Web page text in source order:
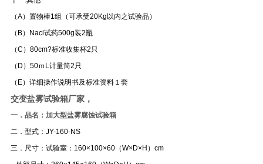
（A）置物棒1组（可承受20Kg以内之试验品）
（B）Nacl试药500g装2瓶
（C）80cm?标准收集杯2只
（D）50ｍL计量筒2只
（E）详细操作说明书及标准资料１套
交变盐雾试验箱厂家，
一． 品名：加大型盐雾腐蚀试验箱
二． 型式：JY-160-NS
三． 尺寸：试验室：160×100×60（W×D×H）cm